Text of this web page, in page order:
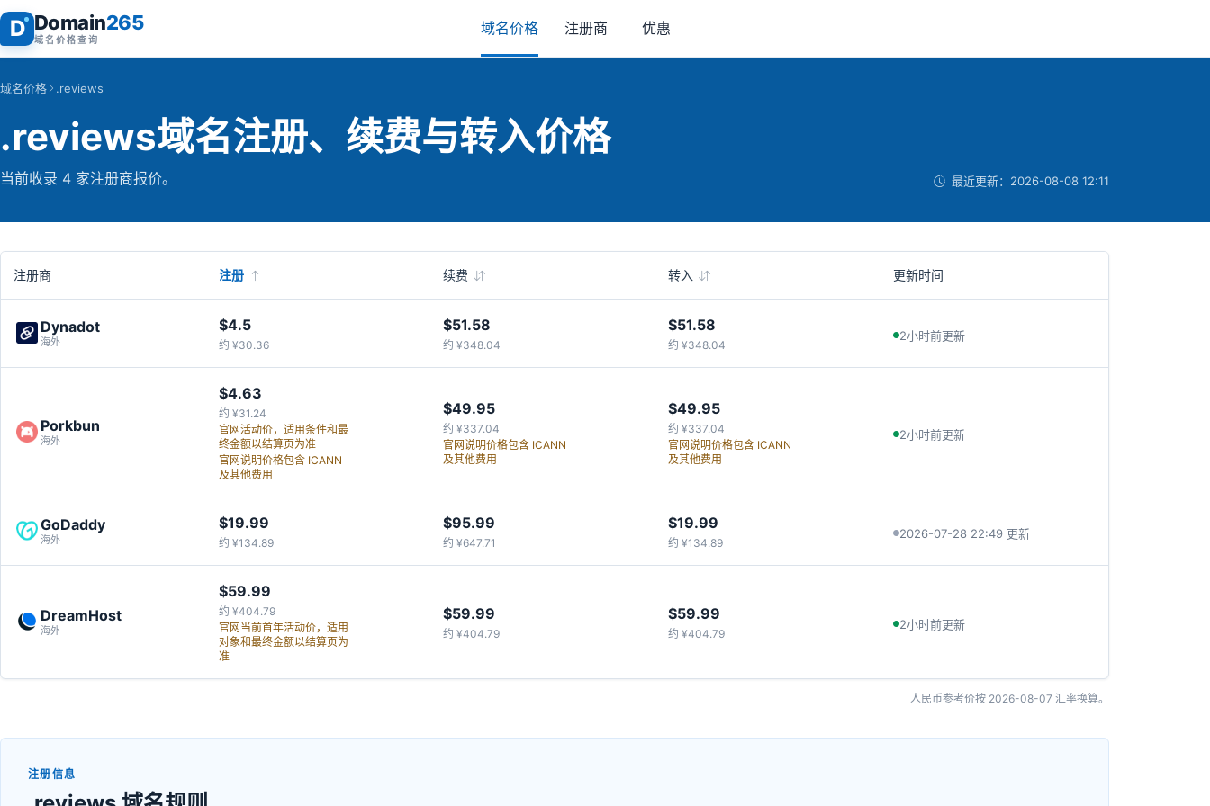
D Domain265
域名价格查询
域名价格 注册商 优惠
域名价格 .reviews
.reviews域名注册、续费与转入价格
当前收录 4 家注册商报价。 最近更新： 2026-08-08 12:11
注册商 注册 续费 转入 更新时间
Dynadot
海外
$4.5
约 ¥30.36
$51.58
约 ¥348.04
$51.58
约 ¥348.04
2小时前更新
Porkbun
海外
$4.63
约 ¥31.24
官网活动价，适用条件和最
终金额以结算页为准
官网说明价格包含 ICANN
及其他费用
$49.95
约 ¥337.04
官网说明价格包含 ICANN
及其他费用
$49.95
约 ¥337.04
官网说明价格包含 ICANN
及其他费用
2小时前更新
GoDaddy
海外
$19.99
约 ¥134.89
$95.99
约 ¥647.71
$19.99
约 ¥134.89
2026-07-28 22:49 更新
DreamHost
海外
$59.99
约 ¥404.79
官网当前首年活动价，适用
对象和最终金额以结算页为
准
$59.99
约 ¥404.79
$59.99
约 ¥404.79
2小时前更新
人民币参考价按 2026-08-07 汇率换算。
注册信息